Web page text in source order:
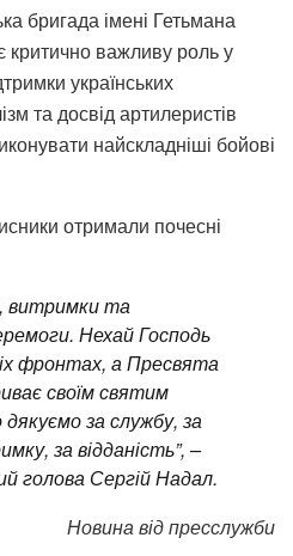
бригада імені Гетьмана
критично важливу роль у
українських
та досвід артилеристів
найскладніші бойові
отримали почесні
витримки та
Нехай Господь
фронтах, а Пресвята
своїм святим
за службу, за
за відданість”, –
голова Сергій Надал.
Новина від пресслужби